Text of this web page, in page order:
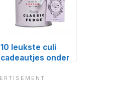
10 leukste culi
cadeautjes onder